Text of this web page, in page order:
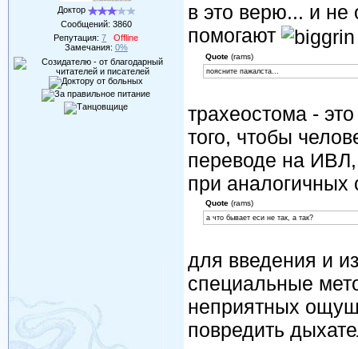
Доктор
Сообщений: 3860
Репутация:7
Offline
Замечания: 0%
в это верю... и не
помогают
Quote(rams)
поясните пажалста...
трахеостома -
того, чтобы
переводе на ИВЛ,
при аналогичных
Quote(rams)
а что бывает еси не так, а так?
для введения и
специальные
неприятных
повредить